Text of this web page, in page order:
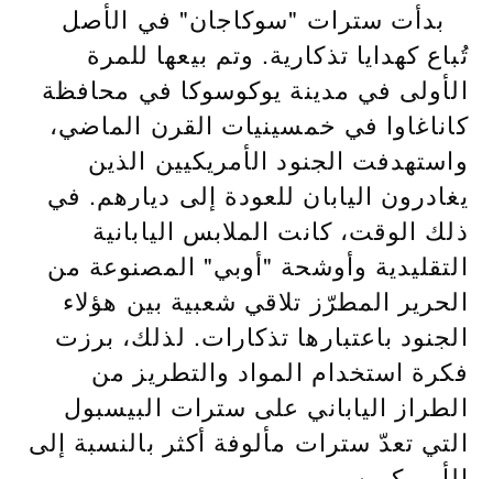
بدأت سترات "سوكاجان" في الأصل
تُباع كهدايا تذكارية. وتم بيعها للمرة
الأولى في مدينة يوكوسوكا في محافظة
كاناغاوا في خمسينيات القرن الماضي،
واستهدفت الجنود الأمريكيين الذين
يغادرون اليابان للعودة إلى ديارهم. في
ذلك الوقت، كانت الملابس اليابانية
التقليدية وأوشحة "أوبي" المصنوعة من
الحرير المطرّز تلاقي شعبية بين هؤلاء
الجنود باعتبارها تذكارات. لذلك، برزت
فكرة استخدام المواد والتطريز من
الطراز الياباني على سترات البيسبول
التي تعدّ سترات مألوفة أكثر بالنسبة إلى